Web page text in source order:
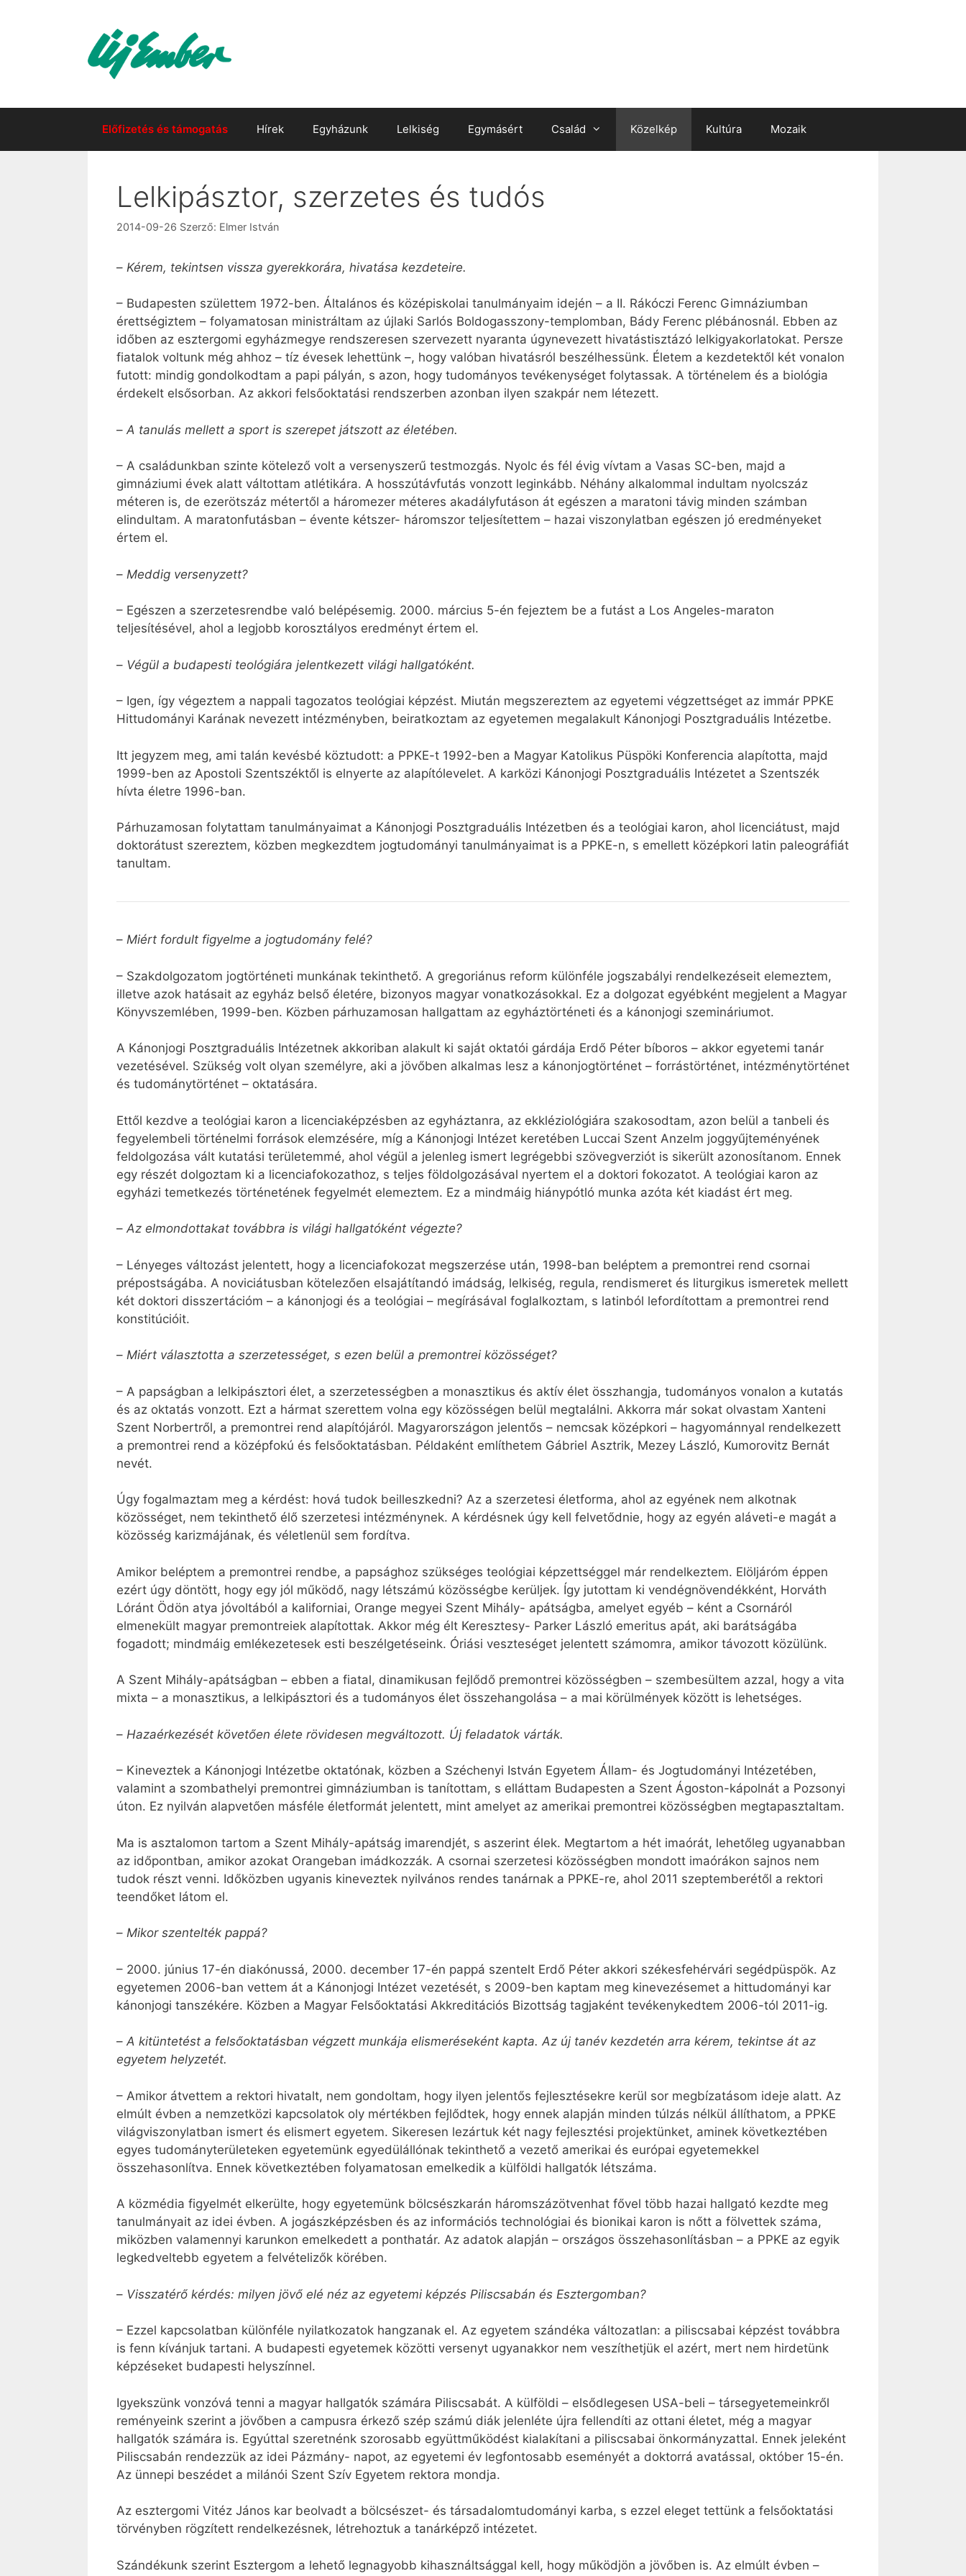
Előfizetés és támogatás Hírek Egyházunk Lelkiség Egymásért Család Közelkép Kultúra Mozaik
Lelkipásztor, szerzetes és tudós
2014-09-26 Szerző: Elmer István
– Kérem, tekintsen vissza gyerekkorára, hivatása kezdeteire.
– Budapesten születtem 1972-ben. Általános és középiskolai tanulmányaim idején – a II. Rákóczi Ferenc Gimnáziumban
érettségiztem – folyamatosan ministráltam az újlaki Sarlós Boldogasszony-templomban, Bády Ferenc plébánosnál. Ebben az
időben az esztergomi egyházmegye rendszeresen szervezett nyaranta úgynevezett hivatástisztázó lelkigyakorlatokat. Persze
fiatalok voltunk még ahhoz – tíz évesek lehettünk –, hogy valóban hivatásról beszélhessünk. Életem a kezdetektől két vonalon
futott: mindig gondolkodtam a papi pályán, s azon, hogy tudományos tevékenységet folytassak. A történelem és a biológia
érdekelt elsősorban. Az akkori felsőoktatási rendszerben azonban ilyen szakpár nem létezett.
– A tanulás mellett a sport is szerepet játszott az életében.
– A családunkban szinte kötelező volt a versenyszerű testmozgás. Nyolc és fél évig vívtam a Vasas SC-ben, majd a
gimnáziumi évek alatt váltottam atlétikára. A hosszútávfutás vonzott leginkább. Néhány alkalommal indultam nyolcszáz
méteren is, de ezerötszáz métertől a háromezer méteres akadályfutáson át egészen a maratoni távig minden számban
elindultam. A maratonfutásban – évente kétszer- háromszor teljesítettem – hazai viszonylatban egészen jó eredményeket
értem el.
– Meddig versenyzett?
– Egészen a szerzetesrendbe való belépésemig. 2000. március 5-én fejeztem be a futást a Los Angeles-maraton
teljesítésével, ahol a legjobb korosztályos eredményt értem el.
– Végül a budapesti teológiára jelentkezett világi hallgatóként.
– Igen, így végeztem a nappali tagozatos teológiai képzést. Miután megszereztem az egyetemi végzettséget az immár PPKE
Hittudományi Karának nevezett intézményben, beiratkoztam az egyetemen megalakult Kánonjogi Posztgraduális Intézetbe.
Itt jegyzem meg, ami talán kevésbé köztudott: a PPKE-t 1992-ben a Magyar Katolikus Püspöki Konferencia alapította, majd
1999-ben az Apostoli Szentszéktől is elnyerte az alapítólevelet. A karközi Kánonjogi Posztgraduális Intézetet a Szentszék
hívta életre 1996-ban.
Párhuzamosan folytattam tanulmányaimat a Kánonjogi Posztgraduális Intézetben és a teológiai karon, ahol licenciátust, majd
doktorátust szereztem, közben megkezdtem jogtudományi tanulmányaimat is a PPKE-n, s emellett középkori latin paleográfiát
tanultam.
– Miért fordult figyelme a jogtudomány felé?
– Szakdolgozatom jogtörténeti munkának tekinthető. A gregoriánus reform különféle jogszabályi rendelkezéseit elemeztem,
illetve azok hatásait az egyház belső életére, bizonyos magyar vonatkozásokkal. Ez a dolgozat egyébként megjelent a Magyar
Könyvszemlében, 1999-ben. Közben párhuzamosan hallgattam az egyháztörténeti és a kánonjogi szemináriumot.
A Kánonjogi Posztgraduális Intézetnek akkoriban alakult ki saját oktatói gárdája Erdő Péter bíboros – akkor egyetemi tanár
vezetésével. Szükség volt olyan személyre, aki a jövőben alkalmas lesz a kánonjogtörténet – forrástörténet, intézménytörténet
és tudománytörténet – oktatására.
Ettől kezdve a teológiai karon a licenciaképzésben az egyháztanra, az ekkléziológiára szakosodtam, azon belül a tanbeli és
fegyelembeli történelmi források elemzésére, míg a Kánonjogi Intézet keretében Luccai Szent Anzelm joggyűjteményének
feldolgozása vált kutatási területemmé, ahol végül a jelenleg ismert legrégebbi szövegverziót is sikerült azonosítanom. Ennek
egy részét dolgoztam ki a licenciafokozathoz, s teljes földolgozásával nyertem el a doktori fokozatot. A teológiai karon az
egyházi temetkezés történetének fegyelmét elemeztem. Ez a mindmáig hiánypótló munka azóta két kiadást ért meg.
– Az elmondottakat továbbra is világi hallgatóként végezte?
– Lényeges változást jelentett, hogy a licenciafokozat megszerzése után, 1998-ban beléptem a premontrei rend csornai
prépostságába. A noviciátusban kötelezően elsajátítandó imádság, lelkiség, regula, rendismeret és liturgikus ismeretek mellett
két doktori disszertációm – a kánonjogi és a teológiai – megírásával foglalkoztam, s latinból lefordítottam a premontrei rend
konstitúcióit.
– Miért választotta a szerzetességet, s ezen belül a premontrei közösséget?
– A papságban a lelkipásztori élet, a szerzetességben a monasztikus és aktív élet összhangja, tudományos vonalon a kutatás
és az oktatás vonzott. Ezt a hármat szerettem volna egy közösségen belül megtalálni. Akkorra már sokat olvastam Xanteni
Szent Norbertről, a premontrei rend alapítójáról. Magyarországon jelentős – nemcsak középkori – hagyománnyal rendelkezett
a premontrei rend a középfokú és felsőoktatásban. Példaként említhetem Gábriel Asztrik, Mezey László, Kumorovitz Bernát
nevét.
Úgy fogalmaztam meg a kérdést: hová tudok beilleszkedni? Az a szerzetesi életforma, ahol az egyének nem alkotnak
közösséget, nem tekinthető élő szerzetesi intézménynek. A kérdésnek úgy kell felvetődnie, hogy az egyén aláveti-e magát a
közösség karizmájának, és véletlenül sem fordítva.
Amikor beléptem a premontrei rendbe, a papsághoz szükséges teológiai képzettséggel már rendelkeztem. Elöljáróm éppen
ezért úgy döntött, hogy egy jól működő, nagy létszámú közösségbe kerüljek. Így jutottam ki vendégnövendékként, Horváth
Lóránt Ödön atya jóvoltából a kaliforniai, Orange megyei Szent Mihály- apátságba, amelyet egyéb – ként a Csornáról
elmenekült magyar premontreiek alapítottak. Akkor még élt Keresztesy- Parker László emeritus apát, aki barátságába
fogadott; mindmáig emlékezetesek esti beszélgetéseink. Óriási veszteséget jelentett számomra, amikor távozott közülünk.
A Szent Mihály-apátságban – ebben a fiatal, dinamikusan fejlődő premontrei közösségben – szembesültem azzal, hogy a vita
mixta – a monasztikus, a lelkipásztori és a tudományos élet összehangolása – a mai körülmények között is lehetséges.
– Hazaérkezését követően élete rövidesen megváltozott. Új feladatok várták.
– Kineveztek a Kánonjogi Intézetbe oktatónak, közben a Széchenyi István Egyetem Állam- és Jogtudományi Intézetében,
valamint a szombathelyi premontrei gimnáziumban is tanítottam, s elláttam Budapesten a Szent Ágoston-kápolnát a Pozsonyi
úton. Ez nyilván alapvetően másféle életformát jelentett, mint amelyet az amerikai premontrei közösségben megtapasztaltam.
Ma is asztalomon tartom a Szent Mihály-apátság imarendjét, s aszerint élek. Megtartom a hét imaórát, lehetőleg ugyanabban
az időpontban, amikor azokat Orangeban imádkozzák. A csornai szerzetesi közösségben mondott imaórákon sajnos nem
tudok részt venni. Időközben ugyanis kineveztek nyilvános rendes tanárnak a PPKE-re, ahol 2011 szeptemberétől a rektori
teendőket látom el.
– Mikor szentelték pappá?
– 2000. június 17-én diakónussá, 2000. december 17-én pappá szentelt Erdő Péter akkori székesfehérvári segédpüspök. Az
egyetemen 2006-ban vettem át a Kánonjogi Intézet vezetését, s 2009-ben kaptam meg kinevezésemet a hittudományi kar
kánonjogi tanszékére. Közben a Magyar Felsőoktatási Akkreditációs Bizottság tagjaként tevékenykedtem 2006-tól 2011-ig.
– A kitüntetést a felsőoktatásban végzett munkája elismeréseként kapta. Az új tanév kezdetén arra kérem, tekintse át az
egyetem helyzetét.
– Amikor átvettem a rektori hivatalt, nem gondoltam, hogy ilyen jelentős fejlesztésekre kerül sor megbízatásom ideje alatt. Az
elmúlt évben a nemzetközi kapcsolatok oly mértékben fejlődtek, hogy ennek alapján minden túlzás nélkül állíthatom, a PPKE
világviszonylatban ismert és elismert egyetem. Sikeresen lezártuk két nagy fejlesztési projektünket, aminek következtében
egyes tudományterületeken egyetemünk egyedülállónak tekinthető a vezető amerikai és európai egyetemekkel
összehasonlítva. Ennek következtében folyamatosan emelkedik a külföldi hallgatók létszáma.
A közmédia figyelmét elkerülte, hogy egyetemünk bölcsészkarán háromszázötvenhat fővel több hazai hallgató kezdte meg
tanulmányait az idei évben. A jogászképzésben és az információs technológiai és bionikai karon is nőtt a fölvettek száma,
miközben valamennyi karunkon emelkedett a ponthatár. Az adatok alapján – országos összehasonlításban – a PPKE az egyik
legkedveltebb egyetem a felvételizők körében.
– Visszatérő kérdés: milyen jövő elé néz az egyetemi képzés Piliscsabán és Esztergomban?
– Ezzel kapcsolatban különféle nyilatkozatok hangzanak el. Az egyetem szándéka változatlan: a piliscsabai képzést továbbra
is fenn kívánjuk tartani. A budapesti egyetemek közötti versenyt ugyanakkor nem veszíthetjük el azért, mert nem hirdetünk
képzéseket budapesti helyszínnel.
Igyekszünk vonzóvá tenni a magyar hallgatók számára Piliscsabát. A külföldi – elsődlegesen USA-beli – társegyetemeinkről
reményeink szerint a jövőben a campusra érkező szép számú diák jelenléte újra fellendíti az ottani életet, még a magyar
hallgatók számára is. Egyúttal szeretnénk szorosabb együttműködést kialakítani a piliscsabai önkormányzattal. Ennek jeleként
Piliscsabán rendezzük az idei Pázmány- napot, az egyetemi év legfontosabb eseményét a doktorrá avatással, október 15-én.
Az ünnepi beszédet a milánói Szent Szív Egyetem rektora mondja.
Az esztergomi Vitéz János kar beolvadt a bölcsészet- és társadalomtudományi karba, s ezzel eleget tettünk a felsőoktatási
törvényben rögzített rendelkezésnek, létrehoztuk a tanárképző intézetet.
Szándékunk szerint Esztergom a lehető legnagyobb kihasználtsággal kell, hogy működjön a jövőben is. Az elmúlt évben –